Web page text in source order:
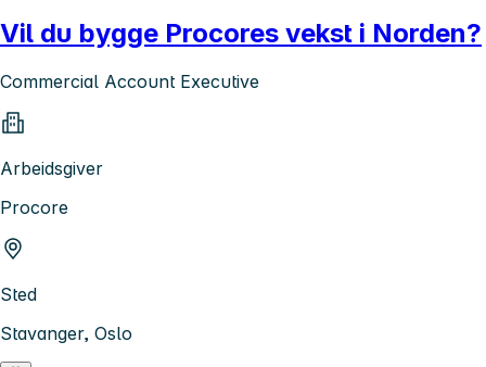
Vil du bygge Procores vekst i Norden?
Commercial Account Executive
Arbeidsgiver
Procore
Sted
Stavanger, Oslo